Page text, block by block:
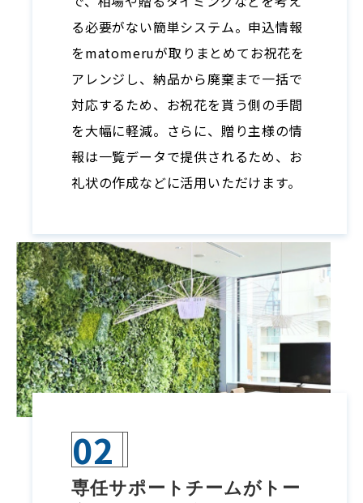
る必要がない簡単システム。申込情報
をmatomeruが取りまとめてお祝花を
アレンジし、納品から廃棄まで一括で
対応するため、お祝花を貰う側の手間
を大幅に軽減。さらに、贈り主様の情
報は一覧データで提供されるため、お
礼状の作成などに活用いただけます。
02
専任サポートチームがトー